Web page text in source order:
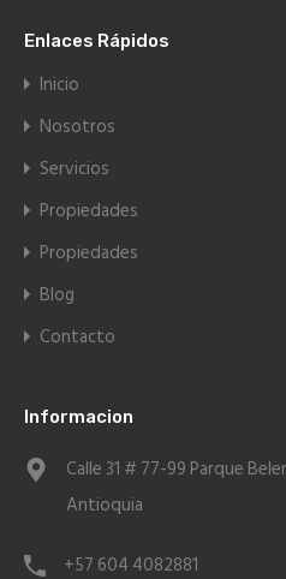
Enlaces Rápidos
Inicio
Nosotros
Servicios
Propiedades
Propiedades
Blog
Contacto
Informacion
Calle 31 # 77-99 Parque
Antioquia
+57 604 4082881